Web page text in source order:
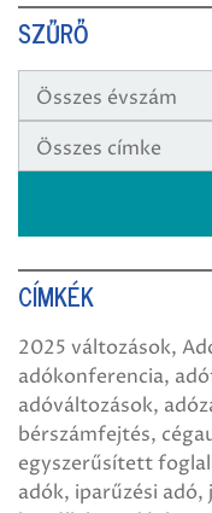
SZŰRŐ
CÍMKÉK
2025 változások
adókonferencia
adóváltozások
bérszámfejtés
egyszerűsített
adók iparűzési adó